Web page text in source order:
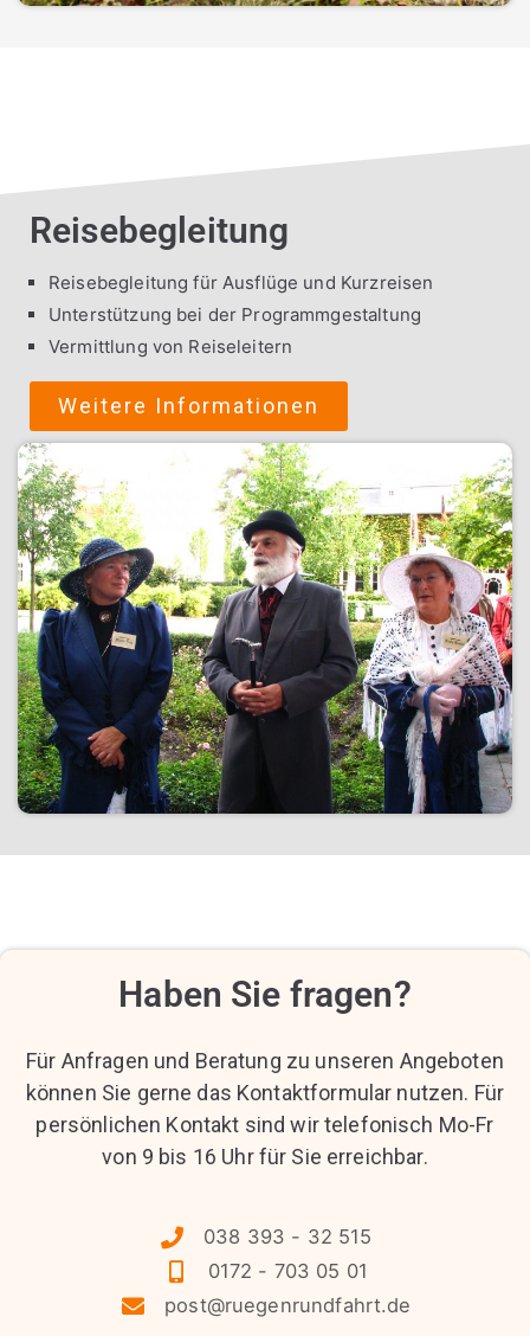
Reisebegleitung
Reisebegleitung für Ausflüge und Kurzreisen
Unterstützung bei der Programmgestaltung
Vermittlung von Reiseleitern
Weitere Informationen
Haben Sie fragen?
Für Anfragen und Beratung zu unseren Angeboten
können Sie gerne das Kontaktformular nutzen. Für
persönlichen Kontakt sind wir telefonisch Mo-Fr
von 9 bis 16 Uhr für Sie erreichbar.
038 393 - 32 515
0172 - 703 05 01
post@ruegenrundfahrt.de